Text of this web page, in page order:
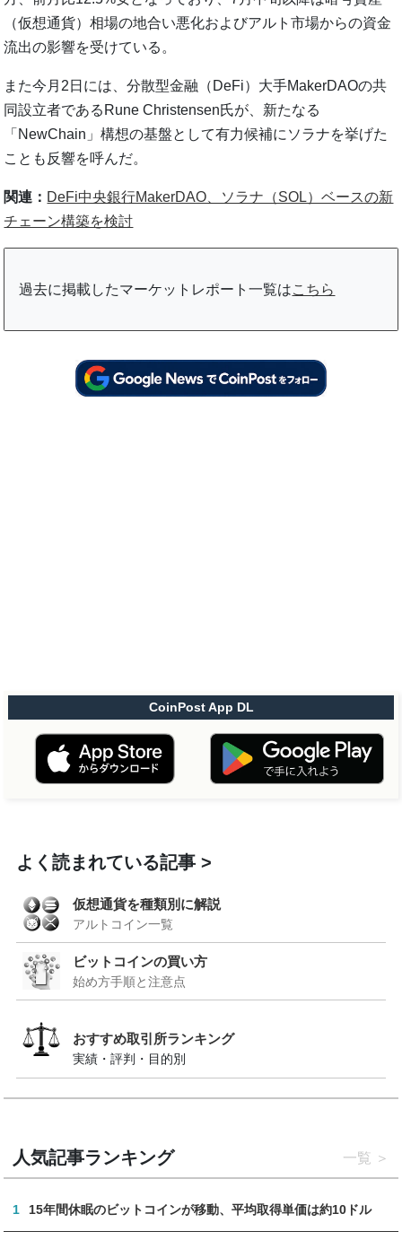
（仮想通貨）相場の地合い悪化およびアルト市場からの資金
流出の影響を受けている。
また今月2日には、分散型金融（DeFi）大手MakerDAOの共
同設立者であるRune Christensen氏が、新たなる
「NewChain」構想の基盤として有力候補にソラナを挙げた
ことも反響を呼んだ。
関連： DeFi中央銀行MakerDAO、ソラナ（SOL）ベースの新
チェーン構築を検討
過去に掲載したマーケットレポート一覧はこちら
CoinPost App DL
よく読まれている記事
仮想通貨を種類別に解説
アルトコイン一覧
ビットコインの買い方
始め方手順と注意点
おすすめ取引所ランキング
実績・評判・目的別
人気記事ランキング 一覧
1 15年間休眠のビットコインが移動、平均取得単価は約10ドル